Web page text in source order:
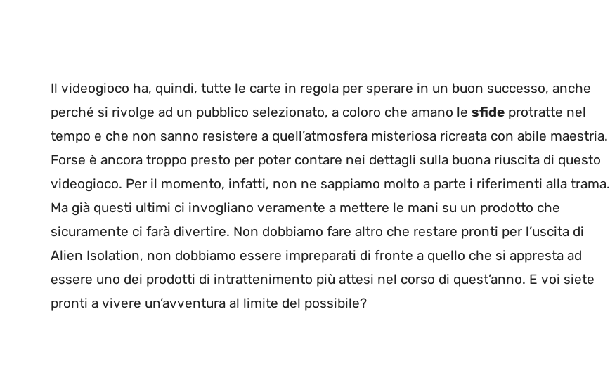
Il videogioco ha, quindi, tutte le carte in regola per sperare in un buon successo, anche
perché si rivolge ad un pubblico selezionato, a coloro che amano le sfide protratte nel
tempo e che non sanno resistere a quell’atmosfera misteriosa ricreata con abile maestria.
Forse è ancora troppo presto per poter contare nei dettagli sulla buona riuscita di questo
videogioco. Per il momento, infatti, non ne sappiamo molto a parte i riferimenti alla trama.
Ma già questi ultimi ci invogliano veramente a mettere le mani su un prodotto che
sicuramente ci farà divertire. Non dobbiamo fare altro che restare pronti per l’uscita di
Alien Isolation, non dobbiamo essere impreparati di fronte a quello che si appresta ad
essere uno dei prodotti di intrattenimento più attesi nel corso di quest’anno. E voi siete
pronti a vivere un’avventura al limite del possibile?